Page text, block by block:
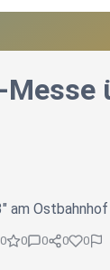
am Ostbahnhof
0 0 0 0 0